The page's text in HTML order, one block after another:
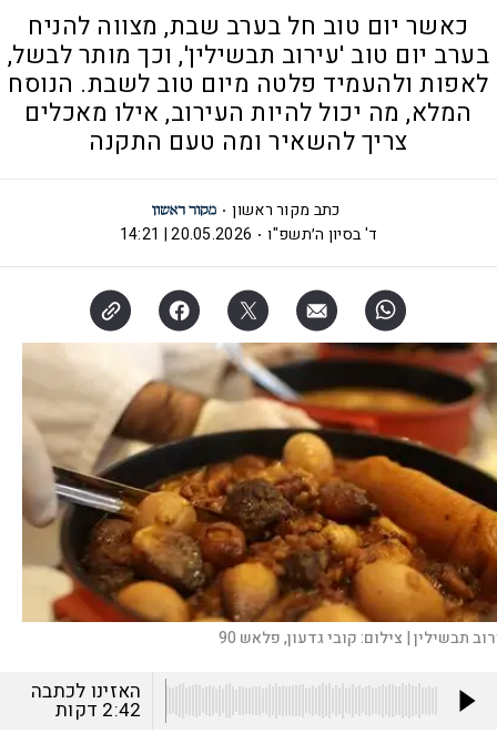
כאשר יום טוב חל בערב שבת, מצווה להניח
בערב יום טוב 'עירוב תבשילין', וכך מותר לבשל,
לאפות ולהעמיד פלטה מיום טוב לשבת. הנוסח
המלא, מה יכול להיות העירוב, אילו מאכלים
צריך להשאיר ומה טעם התקנה
כתב מקור ראשון
ד' בסיון ה׳תשפ"ו
20.05.2026 | 14:21
תבשילין | צילום:קובי גדעון, פלאש 90
האזינו לכתבה
2:42 דקות